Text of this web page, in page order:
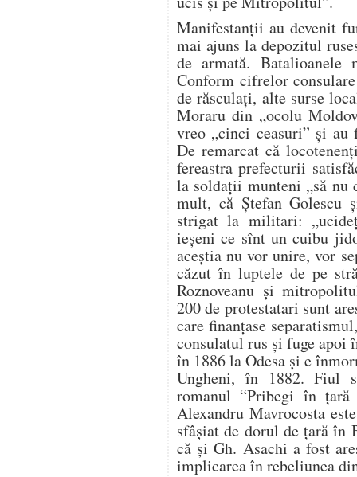
Manifestanţii au devenit
mai ajuns la depozitul
de armată.
Conform cifrelor
de răsculaţi, alte surse
Moraru din „ocolu
vreo „cinci ceasuri” şi
De remarcat că
fereastra prefecturii
la soldaţii munteni „să
mult, că Ştefan Golescu
strigat la militari:
ieşeni ce sînt un cuibu
aceştia nu vor unire, vor
căzut în luptele de pe
Roznoveanu şi
200 de protestatari sunt
care finanţase
consulatul rus şi fuge apoi
în 1886 la Odesa şi e
Ungheni, în 1882. Fiul
romanul “Pribegi în
Alexandru Mavrocosta
sfâşiat de dorul de ţară în
că şi Gh. Asachi a fost
implicarea în rebeliunea